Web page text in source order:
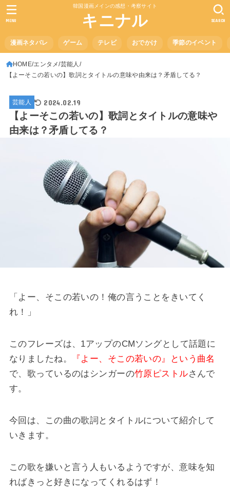
韓国漫画メインの感想・考察サイト
キニナル
漫画ネタバレ ゲーム テレビ おでかけ 季節のイベント
SEARCH
MENU
HOME エンタメ 芸能人
【よーそこの若いの】歌詞とタイトルの意味や由来は？矛盾してる？
芸能人 2024.02.19
【よーそこの若いの】歌詞とタイトルの意味や
由来は？矛盾してる？
「よー、そこの若いの！俺の言うことをきいてく
れ！」
このフレーズは、1アップのCMソングとして話題に
なりましたね。
『よー、そこの若いの』という曲名
で、歌っているのはシンガーの竹原ピストルさんで
す。
今回は、この曲の歌詞とタイトルについて紹介して
いきます。
この歌を嫌いと言う人もいるようですが、意味を知
ればきっと好きになってくれるはず！